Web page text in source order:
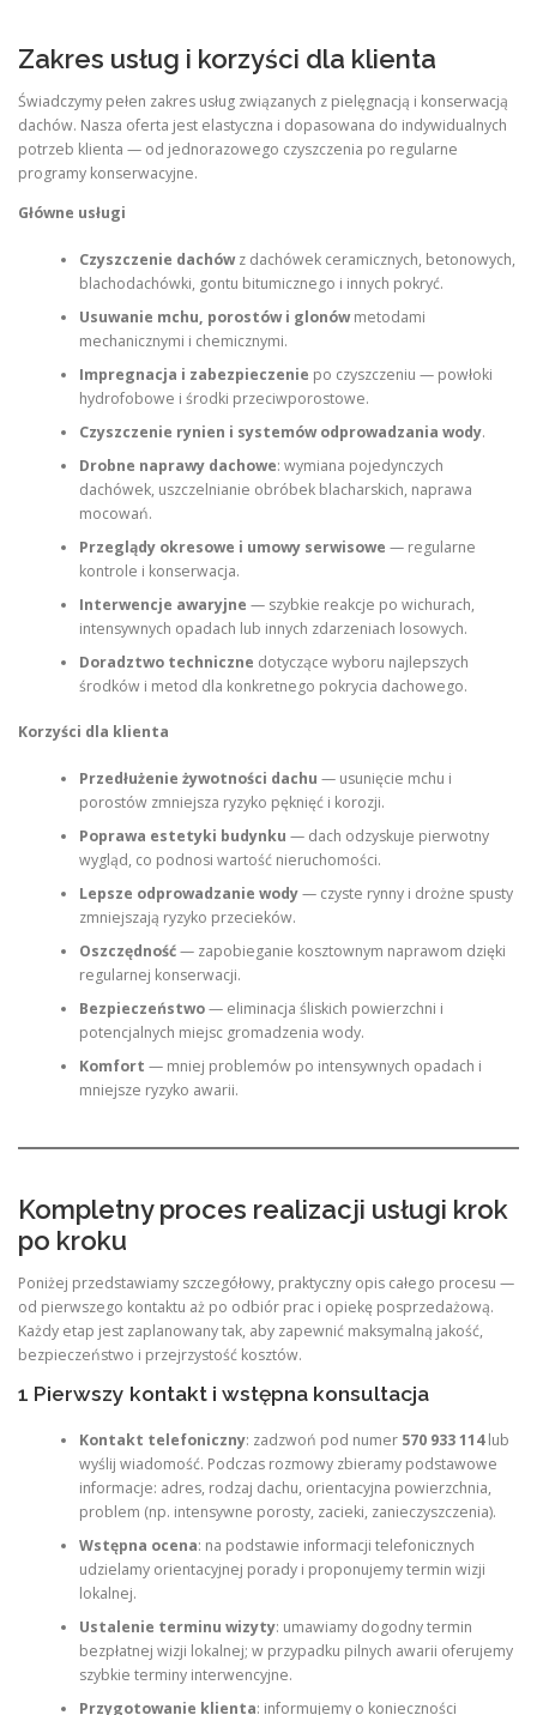
Zakres usług i korzyści dla klienta
Świadczymy pełen zakres usług związanych z pielęgnacją i konserwacją
dachów. Nasza oferta jest elastyczna i dopasowana do indywidualnych
potrzeb klienta — od jednorazowego czyszczenia po regularne
programy konserwacyjne.
Główne usługi
Czyszczenie dachówz dachówek ceramicznych, betonowych,
blachodachówki, gontu bitumicznego i innych pokryć.
Usuwanie mchu, porostów i glonówmetodami
mechanicznymi i chemicznymi.
Impregnacja i zabezpieczenie po czyszczeniu — powłoki
hydrofobowe i środki przeciwporostowe.
Czyszczenie rynien i systemów odprowadzania wody.
Drobne naprawy dachowe: wymiana pojedynczych
dachówek, uszczelnianie obróbek blacharskich, naprawa
mocowań.
Przeglądy okresowe i umowy serwisowe — regularne
kontrole i konserwacja.
Interwencje awaryjne — szybkie reakcje po wichurach,
intensywnych opadach lub innych zdarzeniach losowych.
Doradztwo techniczne dotyczące wyboru najlepszych
środków i metod dla konkretnego pokrycia dachowego.
Korzyści dla klienta
Przedłużenie żywotności dachu — usunięcie mchu i
porostów zmniejsza ryzyko pęknięć i korozji.
Poprawa estetyki budynku — dach odzyskuje pierwotny
wygląd, co podnosi wartość nieruchomości.
Lepsze odprowadzanie wody— czyste rynny i drożne spusty
zmniejszają ryzyko przecieków.
Oszczędność— zapobieganie kosztownym naprawom dzięki
regularnej konserwacji.
Bezpieczeństwo— eliminacja śliskich powierzchni i
potencjalnych miejsc gromadzenia wody.
Komfort — mniej problemów po intensywnych opadach i
mniejsze ryzyko awarii.
Kompletny proces realizacji usługi krok
po kroku
Poniżej przedstawiamy szczegółowy, praktyczny opis całego procesu —
od pierwszego kontaktu aż po odbiór prac i opiekę posprzedażową.
Każdy etap jest zaplanowany tak, aby zapewnić maksymalną jakość,
bezpieczeństwo i przejrzystość kosztów.
1 Pierwszy kontakt i wstępna konsultacja
Kontakt telefoniczny: zadzwoń pod numer 570 933 114lub
wyślij wiadomość. Podczas rozmowy zbieramy podstawowe
informacje: adres, rodzaj dachu, orientacyjna powierzchnia,
problem (np. intensywne porosty, zacieki, zanieczyszczenia).
Wstępna ocena: na podstawie informacji telefonicznych
udzielamy orientacyjnej porady i proponujemy termin wizji
lokalnej.
Ustalenie terminu wizyty: umawiamy dogodny termin
bezpłatnej wizji lokalnej; w przypadku pilnych awarii oferujemy
szybkie terminy interwencyjne.
Przygotowanie klienta: informujemy o konieczności